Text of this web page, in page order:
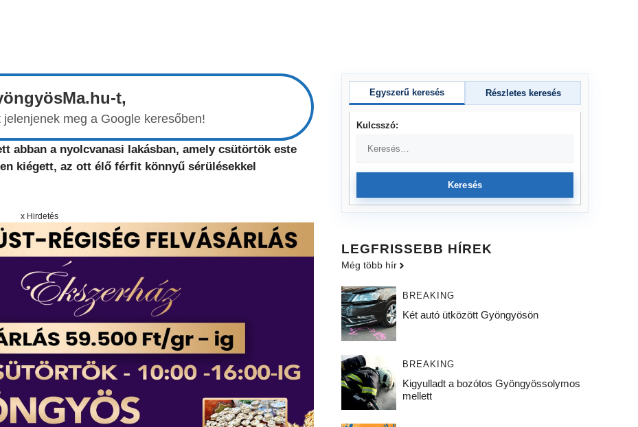
t,
meg a Google keresőben!
abban a nyolcvanasi lakásban, amely csütörtök este
kiégett, az ott élő férfit könnyű sérülésekkel
x Hirdetés
Egyszerű keresés Részletes keresés
Kulcsszó:
Keresés
LEGFRISSEBB HÍREK
Még több hír
BREAKING
Két autó ütközött Gyöngyösön
BREAKING
Kigyulladt a bozótos Gyöngyössolymos
mellett